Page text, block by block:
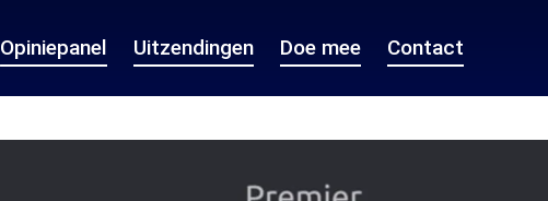
Opiniepanel Uitzendingen Doe mee Contact